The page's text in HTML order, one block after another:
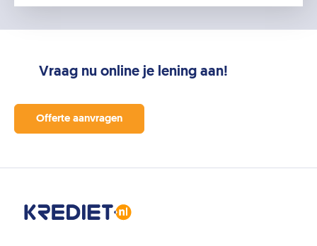
Vraag nu online je lening aan!
Offerte aanvragen